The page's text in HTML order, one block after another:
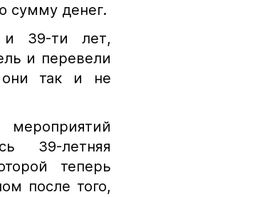
сумму денег.
39-ти лет,
и перевели
они так и не
39-летняя
теперь
после того,